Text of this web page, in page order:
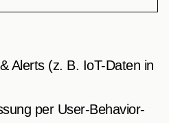
Alerts (z. B. IoT-Daten in
per User-Behavior-